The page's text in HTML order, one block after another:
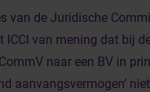
van de Juridische
ICCI van mening dat bij
naar een BV in
aanvangsvermogen’